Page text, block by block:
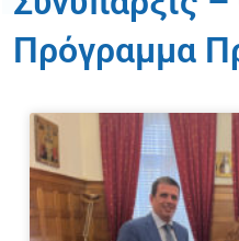
Πρόγραμμα